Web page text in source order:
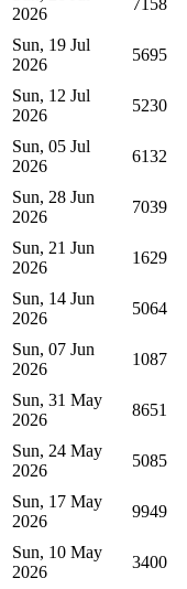
2026
Sun, 19 Jul
2026
5695
Sun, 12 Jul
2026
5230
Sun, 05 Jul
2026
6132
Sun, 28 Jun
2026
7039
Sun, 21 Jun
2026
1629
Sun, 14 Jun
2026
5064
Sun, 07 Jun
2026
1087
Sun, 31 May
2026
8651
Sun, 24 May
2026
5085
Sun, 17 May
2026
9949
Sun, 10 May
2026
3400